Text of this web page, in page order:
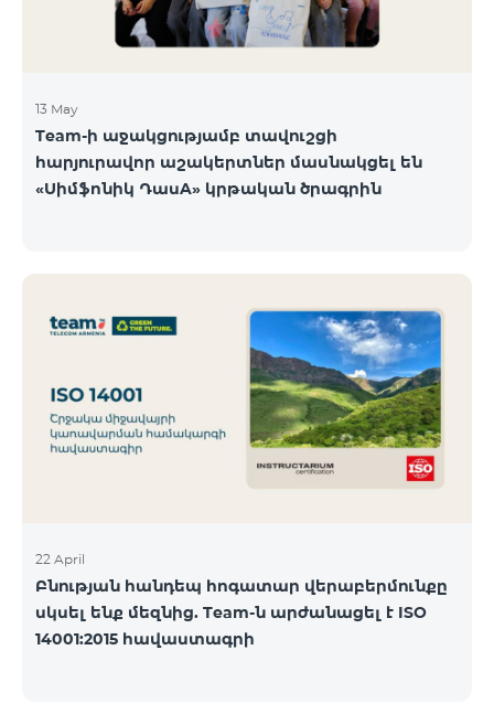
13 May
Team-ի աջակցությամբ տավուշցի
հարյուրավոր աշակերտներ մասնակցել են
«Սիմֆոնիկ ԴասA» կրթական ծրագրին
22 April
Բնության հանդեպ հոգատար վերաբերմունքը
սկսել ենք մեզնից. Team-ն արժանացել է ISO
14001:2015 հավաստագրի